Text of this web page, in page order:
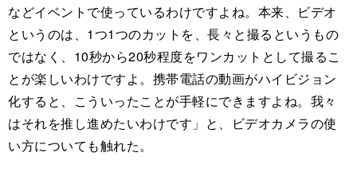
などイベントで使っているわけですよね。本来、ビデオ
というのは、1つ1つのカットを、長々と撮るというもの
ではなく、10秒から20秒程度をワンカットとして撮るこ
とが楽しいわけですよ。携帯電話の動画がハイビジョン
化すると、こういったことが手軽にできますよね。我々
はそれを推し進めたいわけです」と、ビデオカメラの使
い方についても触れた。